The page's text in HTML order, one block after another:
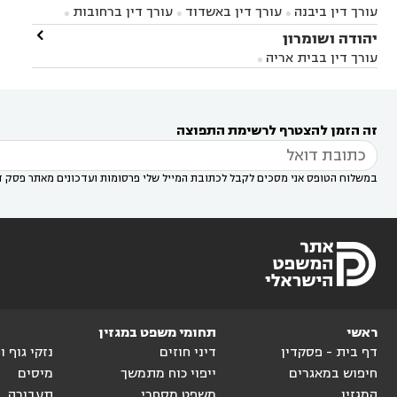
במודיעין
עורך דין בהרצליה עורך דין בחולון
עורך
דין בקרית אונו
אונו
עורך דין בבת ים
דין בשוהם 
עורך דין ביבנה  עורך דין באשדוד  עורך דין ברחובות 
עורך דין בראשון לציון עורך דין במודיעין
עורך דין
בבאר יעקב
עורך דין בגדרהיהודה ושומרון
עורך דין בבית אריה 

זה הזמן להצטרף לרשימת התפוצה
במשלוח הטופס אני מסכים לקבל לכתובת המייל שלי פרסומות ועדכונים מאתר פסק
ראשי
דף בית - פסקדין
חיפוש במאגרים
תחומי משפט במגזין
דיני חוזים
ייפוי כוח מתמשך
נזקי גוף
מיסים